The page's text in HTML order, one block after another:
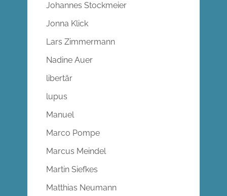
Johannes Stockmeier
Jonna Klick
Lars Zimmermann
Nadine Auer
libertär
lupus
Manuel
Marco Pompe
Marcus Meindel
Martin Siefkes
Matthias Neumann